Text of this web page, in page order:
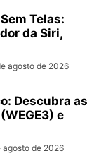
Telas:
da Siri,
agosto de 2026
Descubra as
e
agosto de 2026